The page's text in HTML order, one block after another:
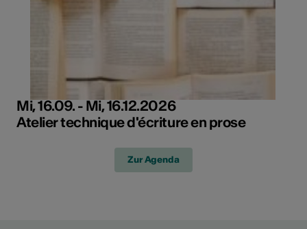
Mi, 16.09. - Mi, 16.12.2026
Atelier technique d'écriture en prose
Zur Agenda